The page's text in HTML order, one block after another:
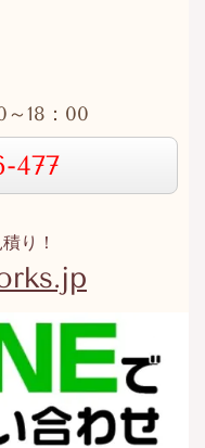
18：00
477
り！